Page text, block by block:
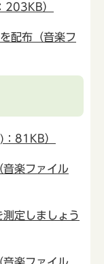
203KB）
配布（音楽フ
81KB）
楽ファイル
定しましょう
楽ファイル